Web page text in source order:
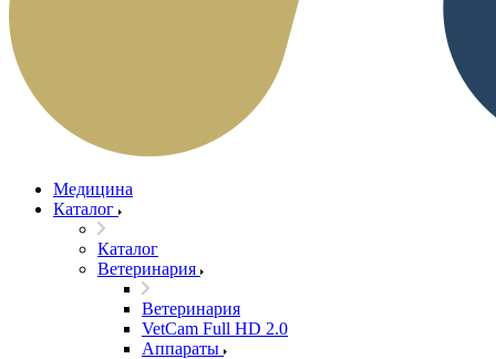
Медицина
Каталог
Каталог
Ветеринария
Ветеринария
VetCam Full HD 2.0
Аппараты